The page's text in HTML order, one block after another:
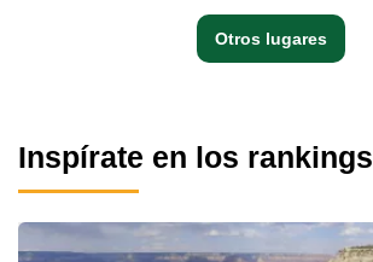
Otros lugares
Inspírate en los rankings